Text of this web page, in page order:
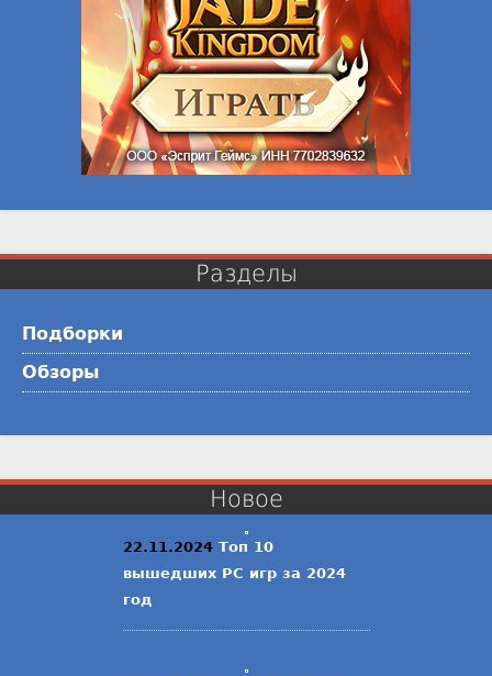
Разделы
Подборки
Обзоры
Новое
22.11.2024 Топ 10
вышедших PC игр за 2024
год